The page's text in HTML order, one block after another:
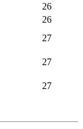
26
26
27
27
27